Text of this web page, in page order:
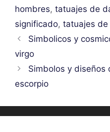
hombres, tatuajes de
significado, tatuajes de
Simbolicos y
virgo
Simbolos y diseños
escorpio